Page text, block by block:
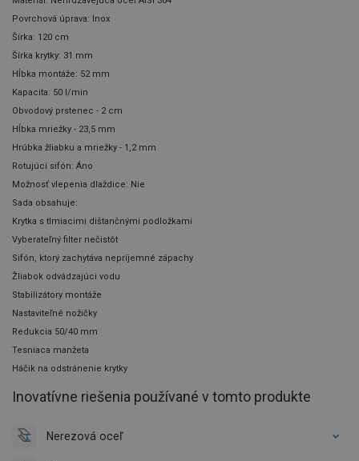
Povrchová úprava: Inox
Šírka: 120 cm
Šírka krytky: 31 mm
Hĺbka montáže: 52 mm
Kapacita: 50 l/min
Obvodový prstenec - 2 cm
Hĺbka mriežky - 23,5 mm
Hrúbka žliabku a mriežky - 1,2 mm
Rotujúci sifón: Áno
Možnosť vlepenia dlaždice: Nie
Sada obsahuje:
Krytka s tlmiacimi dištančnými podložkami
Vyberateľný filter nečistôt
Sifón, ktorý zachytáva nepríjemné zápachy
Žliabok odvádzajúci vodu
Stabilizátory montáže
Nastaviteľné nožičky
Redukcia 50/40 mm
Tesniaca manžeta
Háčik na odstránenie krytky
Inovatívne riešenia používané v tomto produkte
Nerezová oceľ